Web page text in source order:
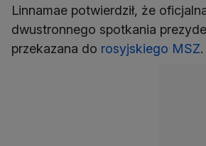
Linnamae potwierdził, że
dwustronnego spotkania
przekazana do rosyjskiego MSZ.